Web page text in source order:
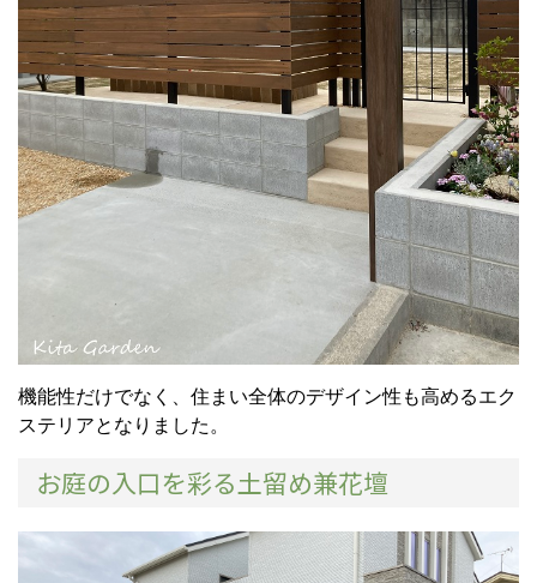
機能性だけでなく、住まい全体のデザイン性も高めるエク
ステリアとなりました。
お庭の入口を彩る土留め兼花壇